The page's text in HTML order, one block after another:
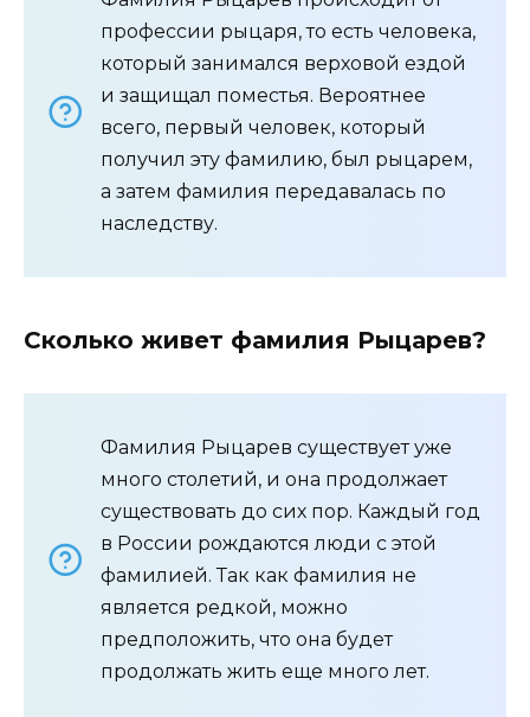
профессии рыцаря, то есть человека,
который занимался верховой ездой
и защищал поместья. Вероятнее
всего, первый человек, который
получил эту фамилию, был рыцарем,
а затем фамилия передавалась по
наследству.
Сколько живет фамилия Рыцарев?
Фамилия Рыцарев существует уже
много столетий, и она продолжает
существовать до сих пор. Каждый год
в России рождаются люди с этой
фамилией. Так как фамилия не
является редкой, можно
предположить, что она будет
продолжать жить еще много лет.